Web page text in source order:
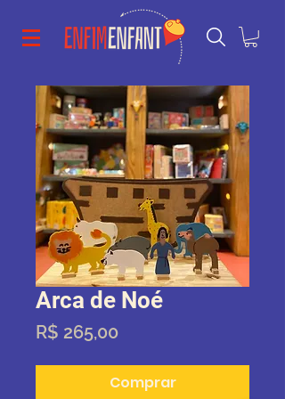
Arca de Noé
R$ 265,00Preço
Comprar